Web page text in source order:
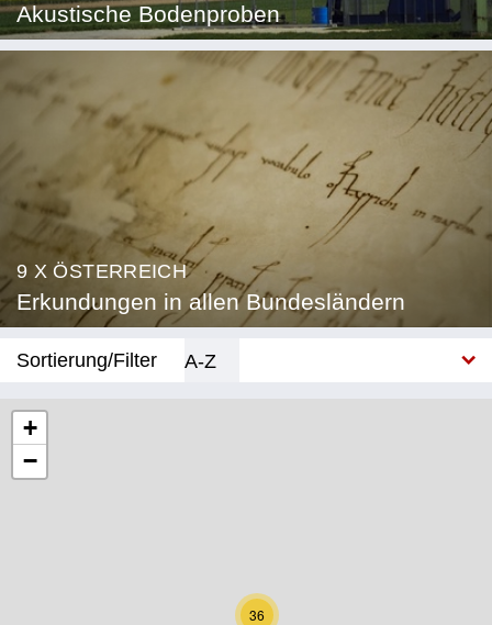
Akustische Bodenproben
9 X ÖSTERREICH
Erkundungen in allen Bundesländern
Sortierung/Filter
A-Z
Niederösterreich
36
+
−